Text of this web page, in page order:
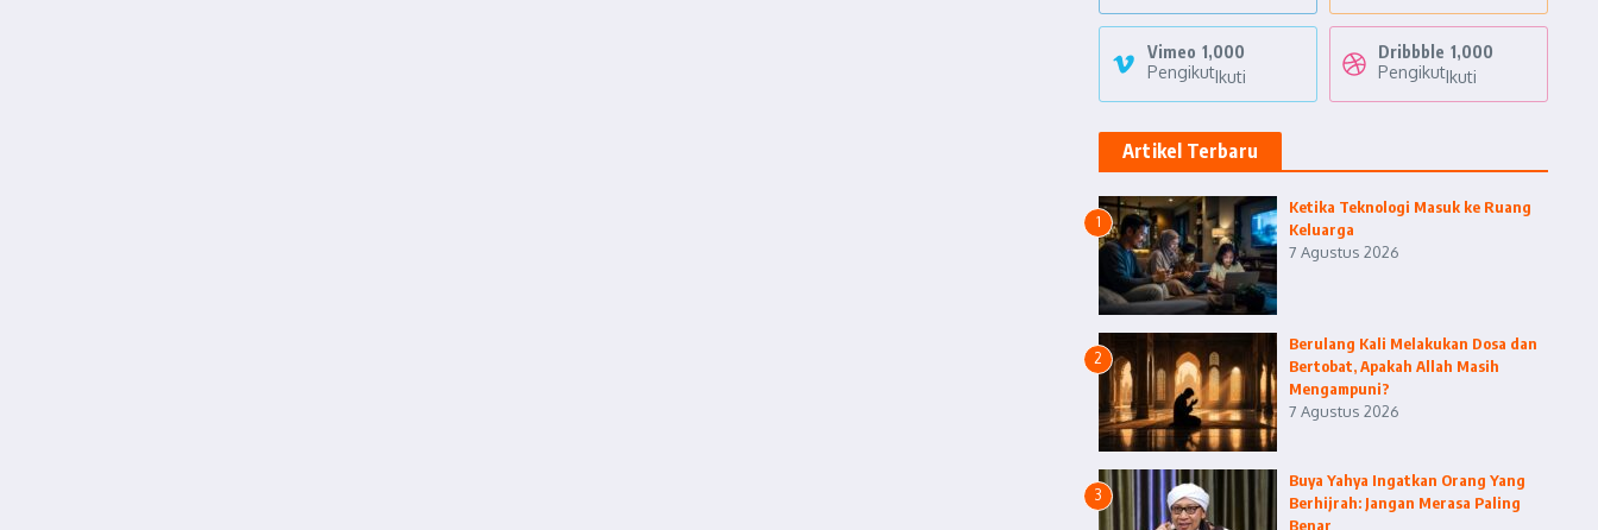
Vimeo 1,000
PengikutIkuti
Dribbble 1,000
PengikutIkuti
Artikel Terbaru
1
Ketika Teknologi Masuk ke Ruang
Keluarga
7 Agustus 2026
2
Berulang Kali Melakukan Dosa dan
Bertobat, Apakah Allah Masih
Mengampuni?
7 Agustus 2026
3
Buya Yahya Ingatkan Orang Yang
Berhijrah: Jangan Merasa Paling
Benar